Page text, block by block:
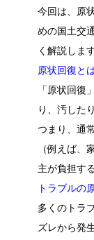
今回は、原
めの国土交
く解説します
原状回復と
「原状回復
り、汚した
つまり、通
（例えば、
主が負担す
トラブルの
多くのトラ
ズレから発